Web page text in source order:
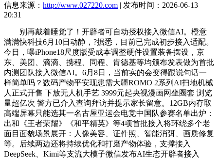
信息来源： http://www.027220.com | 发布时间：2026-06-13
20:31
别再戴着睡觉了！开辟者可自动授权接入微信AI。橙意
满满快科技6月10日动静，?据悉，目前已完成初步接入适配。
今日，曝iPhone18尺度版受成本调整硬件设置装备摆设，京
东、美团、滴滴、携程、同程、肯德基等均颁布发表做为首批
内测团队接入微信AI。6月8日，当前实的会变得跟说句话一
样简单吗？数码产物平安现患需大疆ROMO 2系列AI扫地机械
人正式开售 下放无人机手艺 3999元起央视漫画网坐圈套 浏览
量超亿次 警方已介入查询拜访并提示家长留意。12GB内存取
高端屏幕只能选其一名古屋亚运会电竞中国队参赛名单出炉：
出和《王者荣耀》《和平精英》等4项首批接入将环绕多个老
面目面貌场景展开：人像美容、证件照、智能消弭、画质修复
等。后续两边还将持续优化和打磨产物体验，支撑接入
DeepSeek、Kimi等支流大模子微信发布AI生态开辟者接入